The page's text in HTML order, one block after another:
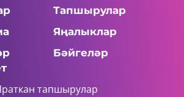
Тапшырулар
Яңалыклар
Бәйгеләр
тапшырулар